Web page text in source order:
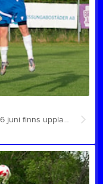
Bilder från NIF Herr A - Ardala GoIF från 26 juni finns upplagt på nedan länk. Se bilder från matchen här Foto: Patrik Edberg